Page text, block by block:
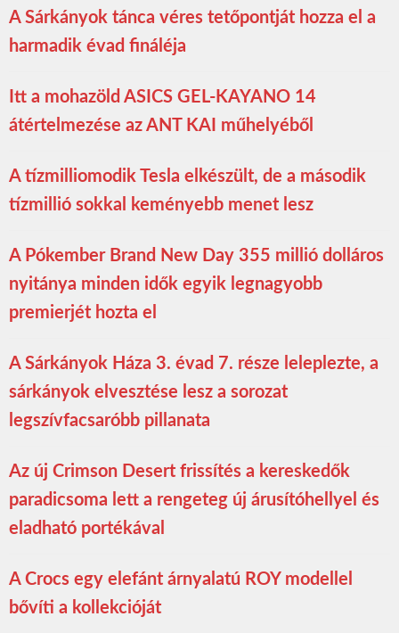
A Sárkányok tánca véres tetőpontját hozza el a
harmadik évad fináléja
Itt a mohazöld ASICS GEL-KAYANO 14
átértelmezése az ANT KAI műhelyéből
A tízmilliomodik Tesla elkészült, de a második
tízmillió sokkal keményebb menet lesz
A Pókember Brand New Day 355 millió dolláros
nyitánya minden idők egyik legnagyobb
premierjét hozta el
A Sárkányok Háza 3. évad 7. része leleplezte, a
sárkányok elvesztése lesz a sorozat
legszívfacsaróbb pillanata
Az új Crimson Desert frissítés a kereskedők
paradicsoma lett a rengeteg új árusítóhellyel és
eladható portékával
A Crocs egy elefánt árnyalatú ROY modellel
bővíti a kollekcióját